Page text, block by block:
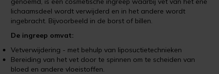
lichaamsdeel wordt verwijderd en in het andere wordt
ingebracht. Bijvoorbeeld in de borst of billen.
De ingreep omvat:
Vetverwijdering - met behulp van liposuctietechnieken
Bereiding van het vet door te spinnen om te scheiden van
bloed en andere vloeistoffen.